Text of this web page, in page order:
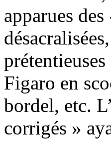
apparues
Figaro en
bordel, etc.
corrigés »